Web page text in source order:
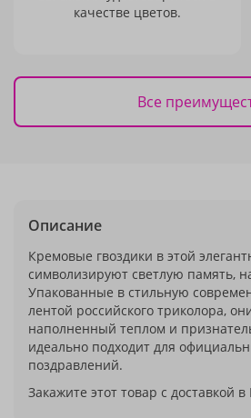
качестве цветов.
Все
Описание
Кремовые гвоздики в этой
символизируют светлую память,
Упакованные в стильную
лентой российского триколора,
наполненный теплом и
идеально подходит для
поздравлений.
Закажите этот товар с доставкой